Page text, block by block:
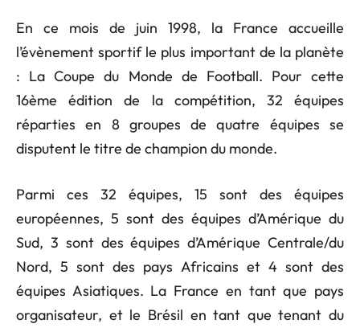
En ce mois de juin 1998, la France accueille
l’évènement sportif le plus important de la planète
: La Coupe du Monde de Football. Pour cette
16ème édition de la compétition, 32 équipes
réparties en 8 groupes de quatre équipes se
disputent le titre de champion du monde.
Parmi ces 32 équipes, 15 sont des équipes
européennes, 5 sont des équipes d’Amérique du
Sud, 3 sont des équipes d’Amérique Centrale/du
Nord, 5 sont des pays Africains et 4 sont des
équipes Asiatiques. La France en tant que pays
organisateur, et le Brésil en tant que tenant du